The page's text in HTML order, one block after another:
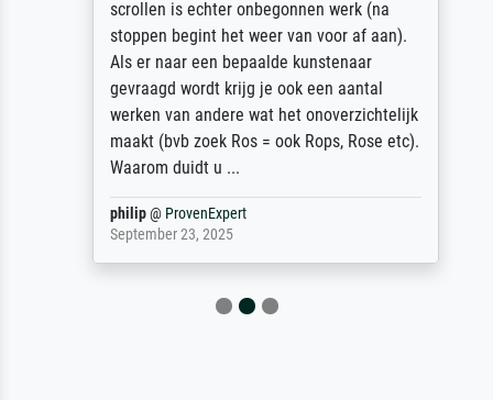
scrollen is echter onbegonnen werk (na
stoppen begint het weer van voor af aan).
Als er naar een bepaalde kunstenaar
gevraagd wordt krijg je ook een aantal
werken van andere wat het onoverzichtelijk
maakt (bvb zoek Ros = ook Rops, Rose etc).
Waarom duidt u ...
philip@ProvenExpert
September 23, 2025